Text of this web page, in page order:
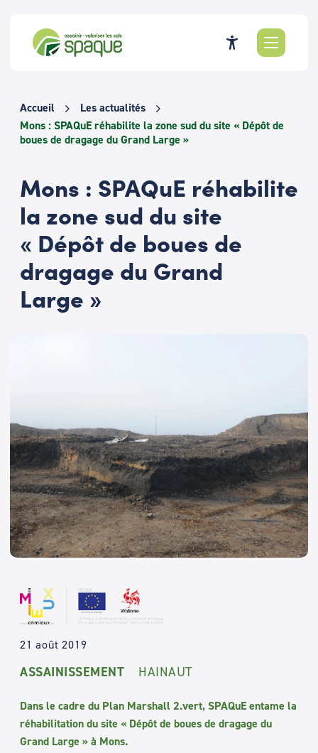
contenu
Accueil
Les actualités
Mons : SPAQuE réhabilite la zone sud du site « Dépôt de
boues de dragage du Grand Large »
Mons : SPAQuE réhabilite
la zone sud du site
« Dépôt de boues de
dragage du Grand
Large »
21 août 2019
ASSAINISSEMENT HAINAUT
Dans le cadre du Plan Marshall 2.vert, SPAQuE entame la
réhabilitation du site « Dépôt de boues de dragage du
Grand Large » à Mons.